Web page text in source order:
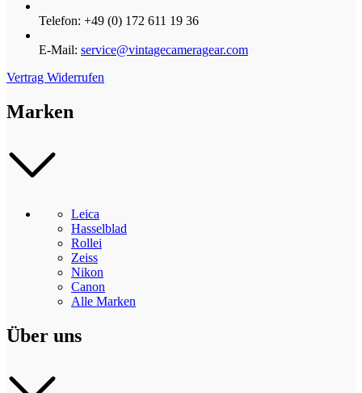
Telefon: +49 (0) 172 611 19 36
E-Mail: service@vintagecameragear.com
Vertrag Widerrufen
Marken
Leica
Hasselblad
Rollei
Zeiss
Nikon
Canon
Alle Marken
Über uns